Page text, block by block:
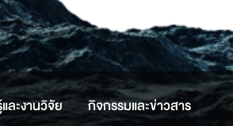
ละงานวิจัย กิจกรรมและข่าวสาร